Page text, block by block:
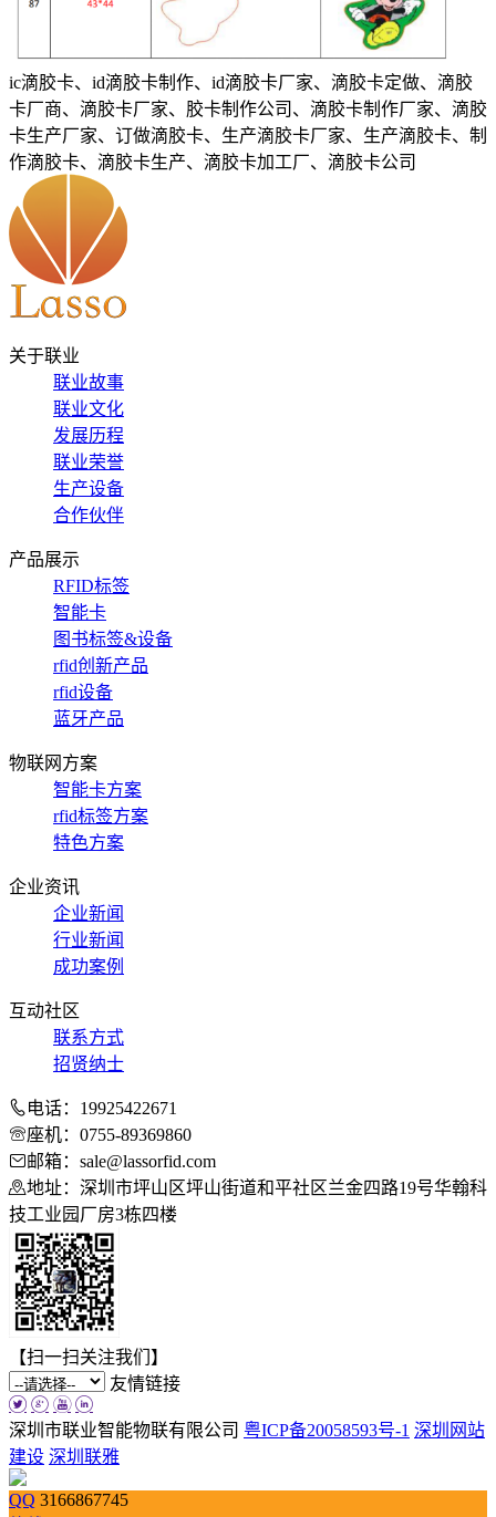
ic滴胶卡、id滴胶卡制作、id滴胶卡厂家、滴胶卡定做、滴胶
卡厂商、滴胶卡厂家、胶卡制作公司、滴胶卡制作厂家、滴胶
卡生产厂家、订做滴胶卡、生产滴胶卡厂家、生产滴胶卡、制
作滴胶卡、滴胶卡生产、滴胶卡加工厂、滴胶卡公司
关于联业
联业故事
联业文化
发展历程
联业荣誉
生产设备
合作伙伴
产品展示
RFID标签
智能卡
图书标签&设备
rfid创新产品
rfid设备
蓝牙产品
物联网方案
智能卡方案
rfid标签方案
特色方案
企业资讯
企业新闻
行业新闻
成功案例
互动社区
联系方式
招贤纳士
电话：19925422671
座机：0755-89369860
邮箱：sale@lassorfid.com
地址：深圳市坪山区坪山街道和平社区兰金四路19号华翰科
技工业园厂房3栋四楼
【扫一扫关注我们】
友情链接
深圳市联业智能物联有限公司 粤ICP备20058593号-1 深圳网站
建设 深圳联雅
QQ 3166867745